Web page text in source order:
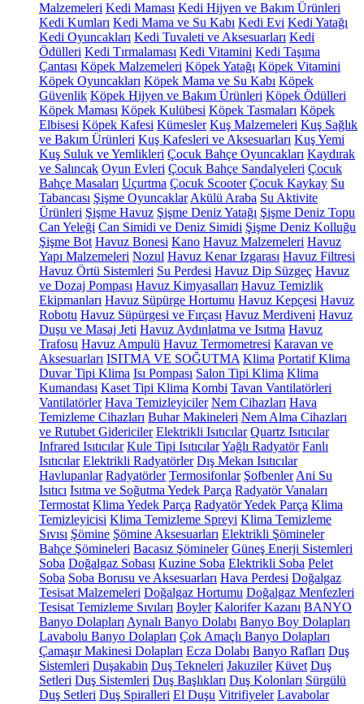
Malzemeleri Kedi Maması Kedi Hijyen ve Bakım Ürünleri
Kedi Kumları Kedi Mama ve Su Kabı Kedi Evi Kedi Yatağı
Kedi Oyuncakları Kedi Tuvaleti ve Aksesuarları Kedi
Ödülleri Kedi Tırmalaması Kedi Vitamini Kedi Taşıma
Çantası Köpek Malzemeleri Köpek Yatağı Köpek Vitamini
Köpek Oyuncakları Köpek Mama ve Su Kabı Köpek
Güvenlik Köpek Hijyen ve Bakım Ürünleri Köpek Ödülleri
Köpek Maması Köpek Kulübesi Köpek Tasmaları Köpek
Elbisesi Köpek Kafesi Kümesler Kuş Malzemeleri Kuş Sağlık
ve Bakım Ürünleri Kuş Kafesleri ve Aksesuarları Kuş Yemi
Kuş Suluk ve Yemlikleri Çocuk Bahçe Oyuncakları Kaydırak
ve Salıncak Oyun Evleri Çocuk Bahçe Sandalyeleri Çocuk
Bahçe Masaları Uçurtma Çocuk Scooter Çocuk Kaykay Su
Tabancası Şişme Oyuncaklar Akülü Araba Su Aktivite
Ürünleri Şişme Havuz Şişme Deniz Yatağı Şişme Deniz Topu
Can Yeleği Can Simidi ve Deniz Simidi Şişme Deniz Kolluğu
Şişme Bot Havuz Bonesi Kano Havuz Malzemeleri Havuz
Yapı Malzemeleri Nozul Havuz Kenar Izgarası Havuz Filtresi
Havuz Örtü Sistemleri Su Perdesi Havuz Dip Süzgeç Havuz
ve Dozaj Pompası Havuz Kimyasalları Havuz Temizlik
Ekipmanları Havuz Süpürge Hortumu Havuz Kepçesi Havuz
Robotu Havuz Süpürgesi ve Fırçası Havuz Merdiveni Havuz
Duşu ve Masaj Jeti Havuz Aydınlatma ve Isıtma Havuz
Trafosu Havuz Ampulü Havuz Termometresi Karavan ve
Aksesuarları ISITMA VE SOĞUTMA Klima Portatif Klima
Duvar Tipi Klima Isı Pompası Salon Tipi Klima Klima
Kumandası Kaset Tipi Klima Kombi Tavan Vantilatörleri
Vantilatörler Hava Temizleyiciler Nem Cihazları Hava
Temizleme Cihazları Buhar Makineleri Nem Alma Cihazları
ve Rutubet Gidericiler Elektrikli Isıtıcılar Quartz Isıtıcılar
Infrared Isıtıcılar Kule Tipi IsıtıcılarYağlı Radyatör Fanlı
Isıtıcılar Elektrikli Radyatörler Dış Mekan Isıtıcılar
Havlupanlar Radyatörler Termosifonlar Şofbenler Ani Su
Isıtıcı Isıtma ve Soğutma Yedek Parça Radyatör Vanaları
Termostat Klima Yedek Parça Radyatör Yedek Parça Klima
Temizleyicisi Klima Temizleme Spreyi Klima Temizleme
Sıvısı Şömine Şömine Aksesuarları Elektrikli Şömineler
Bahçe Şömineleri Bacasız Şömineler Güneş Enerji Sistemleri
Soba Doğalgaz Sobası Kuzine Soba Elektrikli Soba Pelet
Soba Soba Borusu ve Aksesuarları Hava Perdesi Doğalgaz
Tesisat Malzemeleri Doğalgaz Hortumu Doğalgaz Menfezleri
Tesisat Temizleme Sıvıları Boyler Kalorifer Kazanı BANYO
Banyo Dolapları Aynalı Banyo Dolabı Banyo Boy Dolapları
Lavabolu Banyo Dolapları Çok Amaçlı Banyo Dolapları
Çamaşır Makinesi Dolapları Ecza Dolabı Banyo Rafları Duş
Sistemleri Duşakabin Duş Tekneleri Jakuziler Küvet Duş
Setleri Duş Sistemleri Duş Başlıkları Duş Kolonları Sürgülü
Duş Setleri Duş Spiralleri El Duşu Vitrifiyeler Lavabolar